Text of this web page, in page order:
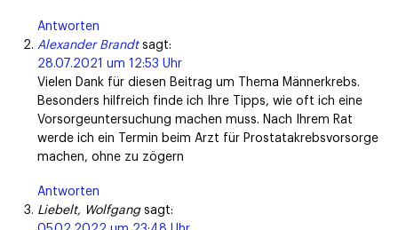
Antworten
Alexander Brandt sagt:
28.07.2021 um 12:53 Uhr
Vielen Dank für diesen Beitrag um Thema Männerkrebs.
Besonders hilfreich finde ich Ihre Tipps, wie oft ich eine
Vorsorgeuntersuchung machen muss. Nach Ihrem Rat
werde ich ein Termin beim Arzt für Prostatakrebsvorsorge
machen, ohne zu zögern
Antworten
Liebelt, Wolfgang sagt: